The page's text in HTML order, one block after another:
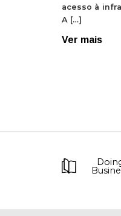
acesso à
A […]
Ver mais